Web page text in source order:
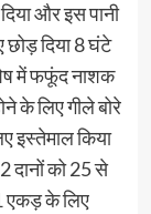
और इस पानी
दिया 8 घंटे
में फफूंद नाशक
के लिए गीले बोरे
इस्तेमाल किया
दानों को 25 से
एकड़ के लिए